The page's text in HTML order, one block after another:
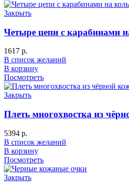
Закрыть
Четыре цепи с карабинами
1617 р.
В список желаний
В корзину
Посмотреть
Закрыть
Плеть многохвостка из
5394 р.
В список желаний
В корзину
Посмотреть
Закрыть